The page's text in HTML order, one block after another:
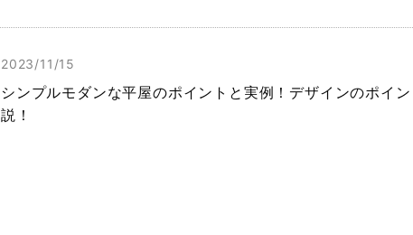
2023/11/15
シンプルモダンな平屋のポイントと実例！デザインのポイ
説！